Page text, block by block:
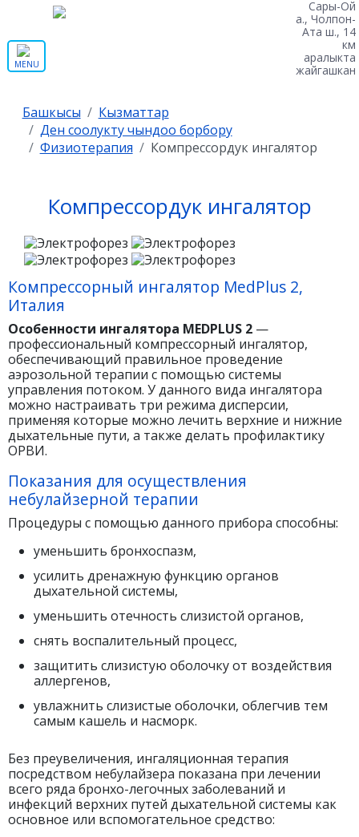
MENU
Сары-Ой
а., Чолпон-
Ата ш., 14
км
аралыкта
жайгашкан
Башкысы
Кызматтар
Ден соолукту чындоо борбору
Физиотерапия
Компрессордук ингалятор
Компрессордук ингалятор
Компрессорный ингалятор MedPlus 2,
Италия
Особенности ингалятора MEDPLUS 2 —
профессиональный компрессорный ингалятор,
обеспечивающий правильное проведение
аэрозольной терапии с помощью системы
управления потоком. У данного вида ингалятора
можно настраивать три режима дисперсии,
применяя которые можно лечить верхние и нижние
дыхательные пути, а также делать профилактику
ОРВИ.
Показания для осуществления
небулайзерной терапии
Процедуры с помощью данного прибора способны:
уменьшить бронхоспазм,
усилить дренажную функцию органов
дыхательной системы,
уменьшить отечность слизистой органов,
снять воспалительный процесс,
защитить слизистую оболочку от воздействия
аллергенов,
увлажнить слизистые оболочки, облегчив тем
самым кашель и насморк.
Без преувеличения, ингаляционная терапия
посредством небулайзера показана при лечении
всего ряда бронхо-легочных заболеваний и
инфекций верхних путей дыхательной системы как
основное или вспомогательное средство: